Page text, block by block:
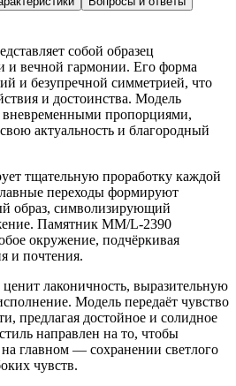
собой образец
и вечной гармонии. Его форма
и безупречной симметрией, что
и достоинства. Модель
вневременными пропорциями,
актуальность и благородный
тщательную проработку каждой
переходы формируют
образ, символизирующий
Памятник ММ/L-2390
окружение, подчёркивая
и почтения.
лаконичность, выразительную
Модель передаёт чувство
предлагая достойное и солидное
направлен на то, чтобы
главном — сохранении светлого
чувств.